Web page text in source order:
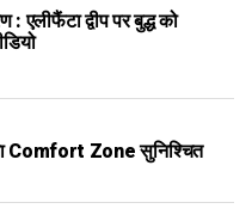
एलीफैंटा द्वीप पर बुद्ध को
Comfort Zone सुनिश्चित